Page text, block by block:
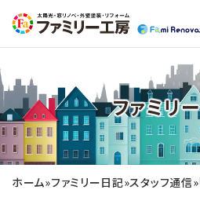
ファミリ
ホーム»ファミリー日記»スタッフ通信»